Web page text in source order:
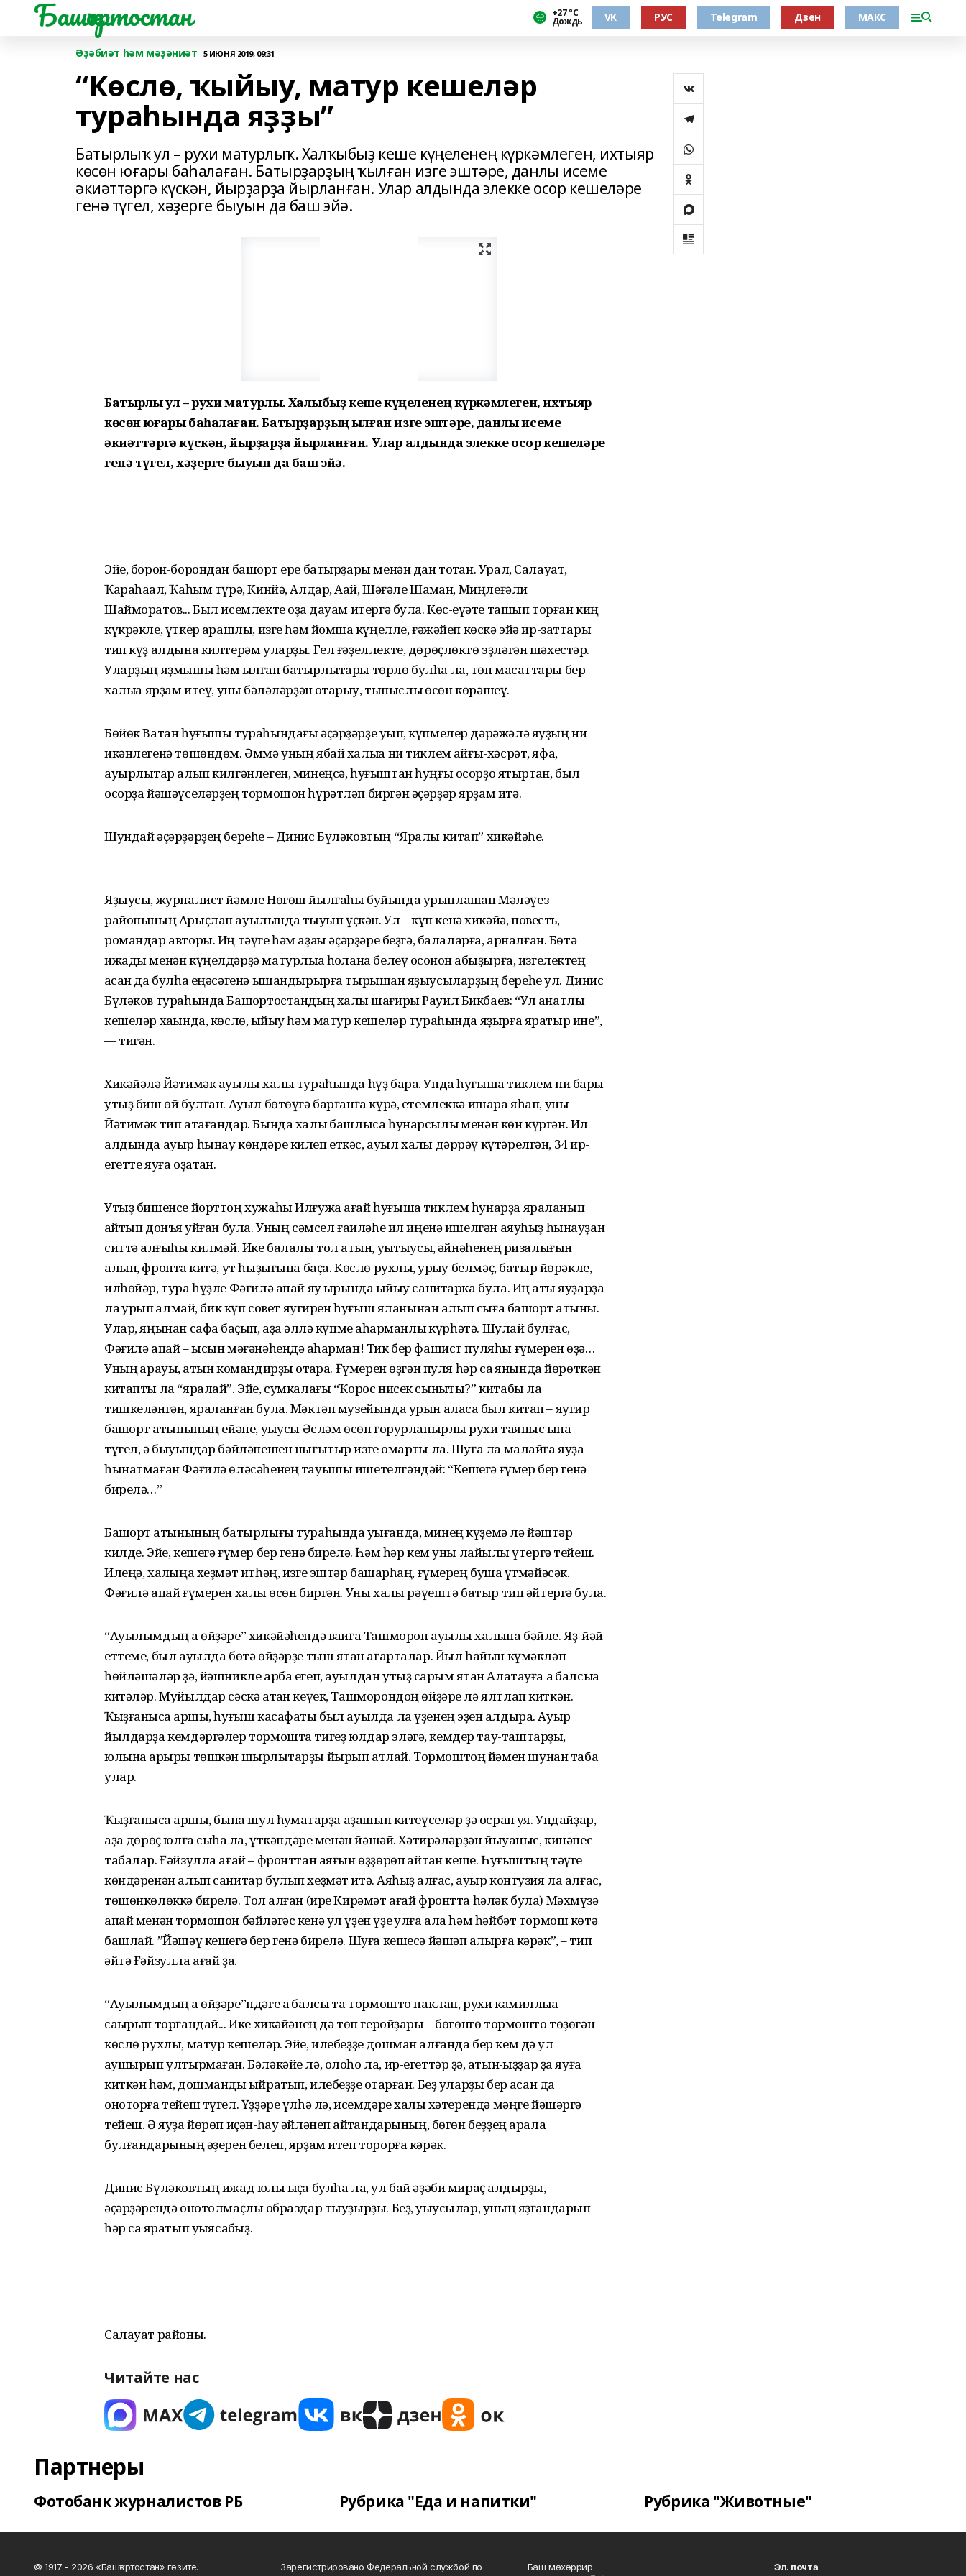
Башҡортостан +27 °С
Дождь VK РУС Telegram Дзен МАКС
Әҙәбиәт һәм мәҙәниәт 5 ИЮНЯ 2019, 09:31
“Көслө, ҡыйыу, матур кешеләр
тураһында яҙҙы”
Батырлыҡ ул – рухи матурлыҡ. Халҡыбыҙ кеше күңеленең күркәмлеген, ихтыяр
көсөн юғары баһалаған. Батырҙарҙың ҡылған изге эштәре, данлы исеме
әкиәттәргә күскән, йырҙарҙа йырланған. Улар алдында элекке осор кешеләре
генә түгел, хәҙерге быуын да баш эйә.
Батырлыҡ ул – рухи матурлыҡ. Халҡыбыҙ кеше күңеленең күркәмлеген, ихтыяр
көсөн юғары баһалаған. Батырҙарҙың ҡылған изге эштәре, данлы исеме
әкиәттәргә күскән, йырҙарҙа йырланған. Улар алдында элекке осор кешеләре
генә түгел, хәҙерге быуын да баш эйә.
Эйе, борон-борондан башҡорт ере батырҙары менән дан тотҡан. Урал, Салауат,
Ҡараһаҡал, Ҡаһым түрә, Кинйә, Алдар, Аҡай, Шәғәле Шаҡман, Миңлеғәли
Шайморатов... Был исемлекте оҙаҡ дауам итергә була. Көс-ҡеүәте ташып торған киң
күкрәкле, үткер ҡарашлы, изге һәм йомшаҡ күңелле, ғәжәйеп көскә эйә ир-заттары
тип күҙ алдына килтерәм уларҙы. Гел ғәҙеллекте, дөрөҫлөктө эҙләгән шәхестәр.
Уларҙың яҙмышы һәм ҡылған батырлыҡтары төрлө булһа ла, төп маҡсаттары бер –
халыҡҡа ярҙам итеү, уны бәләләрҙән ҡотҡарыу, тыныслыҡ өсөн көрәшеү.
Бөйөк Ватан һуғышы тураһындағы әҫәрҙәрҙе уҡып, күпмелер дәрәжәлә яуҙың ни
икәнлегенә төшөндөм. Әммә уның ябай халыҡҡа ни тиклем ҡайғы-хәсрәт, яфа,
ауырлыҡтар алып килгәнлеген, минеңсә, һуғыштан һуңғы осорҙо яҡтыртҡан, был
осорҙа йәшәүселәрҙең тормошон һүрәтләп биргән әҫәрҙәр ярҙам итә.
Шундай әҫәрҙәрҙең береһе – Динис Бүләковтың “Яралы китап” хикәйәһе.
Яҙыусы, журналист йәмле Нөгөш йылғаһы буйында урынлашҡан Мәләүез
районының Арыҫлан ауылында тыуып үҫкән. Ул – күп кенә хикәйә, повесть,
романдар авторы. Иң тәүге һәм аҙаҡҡы әҫәрҙәре беҙгә, балаларға, арналған. Бөтә
ижады менән күңелдәрҙә матурлыҡҡа һоҡлана белеү осҡонон ҡабыҙырға, изгелектең
ҡасан да булһа еңәсәгенә ышандырырға тырышҡан яҙыусыларҙың береһе ул. Динис
Бүләков тураһында Башҡортостандың халыҡ шағиры Рауил Бикбаев: “Ул ҡанатлы
кешеләр хаҡында, көслө, ҡыйыу һәм матур кешеләр тураһында яҙырға яратыр ине”,
— тигән.
Хикәйәлә Йәтимәк ауылы халҡы тураһында һүҙ бара. Унда һуғышҡа тиклем ни бары
утыҙ биш өй булған. Ауыл бөтөүгә барғанға күрә, етемлеккә ишара яһап, уны
Йәтимәк тип атағандар. Бында халыҡ башлыса һунарсылыҡ менән көн күргән. Ил
алдында ауыр һынау көндәре килеп еткәс, ауыл халҡы дәррәү күтәрелгән, 34 ир-
егетте яуға оҙатҡан.
Утыҙ бишенсе йорттоң хужаһы Илғужа ағай һуғышҡа тиклем һунарҙа яраланып
ҡайтып донъя ҡуйған була. Уның сәмсел ғаиләһе ил иңенә ишелгән аяуһыҙ һынауҙан
ситтә ҡалғыһы килмәй. Ике балалы тол ҡатын, уҡытыусы, ҡәйнәһенең ризалығын
алып, фронтҡа китә, ут һыҙығына баҫа. Көслө рухлы, ҡурҡыу белмәҫ, батыр йөрәкле,
илһөйәр, тура һүҙле Фәғилә апай яу ҡырында ҡыйыу санитарка була. Иң ҡаты яуҙарҙа
ла ҡурҡып ҡалмай, бик күп совет яугирен һуғыш яланынан алып сыға башҡорт ҡатыны.
Улар, яңынан сафҡа баҫып, аҙаҡ әллә күпме ҡаһарманлыҡ күрһәтә. Шулай булғас,
Фәғилә апай – ысын мәғәнәһендә ҡаһарман! Тик бер фашист пуляһы ғүмерен өҙә…
Уның ҡарауы, ҡатын командирҙы ҡотҡара. Ғүмерен өҙгән пуля һәр саҡ янында йөрөткән
китапты ла “яралай”. Эйе, сумкалағы “Ҡорос нисек сыныҡты?” китабы ла
тишкеләнгән, яраланған була. Мәктәп музейында урын аласаҡ был китап – яугир
башҡорт ҡатынының ейәне, уҡыусы Әсләм өсөн ғорурланырлыҡ рухи таяныс ҡына
түгел, ә быуындар бәйләнешен нығытыр изге ҡомартҡы ла. Шуға ла малайға яуҙа
һынатмаған Фәғилә өләсәһенең тауышы ишетелгәндәй: “Кешегә ғүмер бер генә
бирелә…”
Башҡорт ҡатынының батырлығы тураһында уҡығанда, минең күҙемә лә йәштәр
килде. Эйе, кешегә ғүмер бер генә бирелә. Һәм һәр кем уны лайыҡлы үтергә тейеш.
Илеңә, халҡыңа хеҙмәт итһәң, изге эштәр башҡарһаң, ғүмерең бушҡа үтмәйәсәк.
Фәғилә апай ғүмерен халҡы өсөн биргән. Уны хаҡлы рәүештә батыр тип әйтергә була.
“Ауылымдың аҡ өйҙәре” хикәйәһендә ваҡиға Ташморон ауылы халҡына бәйле. Яҙ-йәй
еттеме, был ауылда бөтә өйҙәрҙе тыш яҡтан ағарталар. Йыл һайын күмәкләп
һөйләшәләр ҙә, йәшникле арба егеп, ауылдан утыҙ саҡрым ятҡан Алатауға аҡ балсыҡҡа
китәләр. Муйылдар сәскә атҡан кеүек, Ташморондоң өйҙәре лә ялтлап киткән.
Ҡыҙғанысҡа ҡаршы, һуғыш касафаты был ауылда ла үҙенең эҙен ҡалдыра. Ауыр
йылдарҙа кемдәргәлер тормошта тигеҙ юлдар эләгә, кемдер тау-таштарҙы,
юлына арҡыры төшкән шырлыҡтарҙы йырып атлай. Тормоштоң йәмен шунан таба
улар.
Ҡыҙғанысҡа ҡаршы, бына шул һуҡмаҡтарҙа аҙашып китеүселәр ҙә осрап ҡуя. Ундайҙар,
аҙаҡ дөрөҫ юлға сыҡһа ла, үткәндәре менән йәшәй. Хәтирәләрҙән йыуаныс, кинәнес
табалар. Ғәйзулла ағай – фронттан аяғын өҙҙөрөп ҡайтҡан кеше. Һуғыштың тәүге
көндәренән алып санитар булып хеҙмәт итә. Аяҡһыҙ ҡалғас, ауыр контузия ла алғас,
төшөнкөлөккә бирелә. Тол ҡалған (ире Кирәмәт ағай фронтта һәләк була) Мәхмүзә
апай менән тормошон бәйләгәс кенә ул үҙен үҙе ҡулға ала һәм һәйбәт тормош көтә
башлай. ”Йәшәү кешегә бер генә бирелә. Шуға кешесә йәшәп ҡалырға кәрәк”, – тип
әйтә Ғәйзулла ағай ҙа.
“Ауылымдың аҡ өйҙәре”ндәге аҡ балсыҡ та тормошто паклап, рухи камиллыҡҡа
саҡырып торғандай... Ике хикәйәнең дә төп геройҙары – бөгөнгө тормошто төҙөгән
көслө рухлы, матур кешеләр. Эйе, илебеҙҙе дошман алғанда бер кем дә ҡул
ҡаушырып ултырмаған. Бәләкәйе лә, олоһо ла, ир-егеттәр ҙә, ҡатын-ҡыҙҙар ҙа яуға
киткән һәм, дошманды ҡыйратып, илебеҙҙе ҡотҡарған. Беҙ уларҙы бер ҡасан да
оноторға тейеш түгел. Үҙҙәре үлһә лә, исемдәре халыҡ хәтерендә мәңге йәшәргә
тейеш. Ә яуҙа йөрөп иҫән-һау әйләнеп ҡайтҡандарының, бөгөн беҙҙең арала
булғандарының ҡәҙерен белеп, ярҙам итеп торорға кәрәк.
Динис Бүләковтың ижад юлы ҡыҫҡа булһа ла, ул бай әҙәби мираҫ ҡалдырҙы,
әҫәрҙәрендә онотол­маҫлыҡ образдар тыуҙырҙы. Беҙ, уҡыусылар, уның яҙғандарын
һәр саҡ яратып уҡыясаҡбыҙ.
Салауат районы.
Читайте нас
Партнеры
Фотобанк журналистов РБ Рубрика "Еда и напитки" Рубрика "Животные"
© 1917 - 2026 «Башҡортостан» гәзите.
Зарегистрировано Федеральной службой по
Баш мөхәррир
Эл. почта